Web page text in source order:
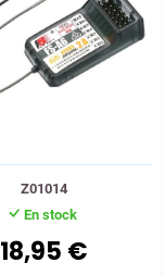
Z01014
En stock
18,95 €